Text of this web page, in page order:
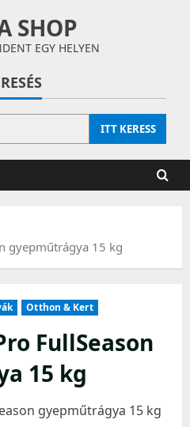
SHOP
EGY HELYEN
ITT KERESS
gyepműtrágya 15 kg
Otthon & Kert
FullSeason
15 kg
gyepműtrágya 15 kg